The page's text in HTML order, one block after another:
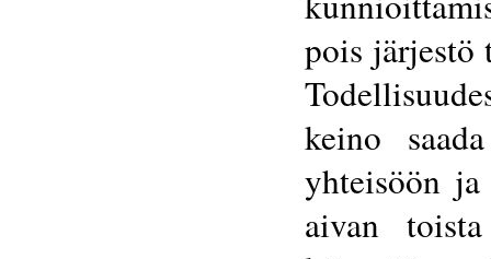
pois järjestö
keino
yhteisöön
aivan